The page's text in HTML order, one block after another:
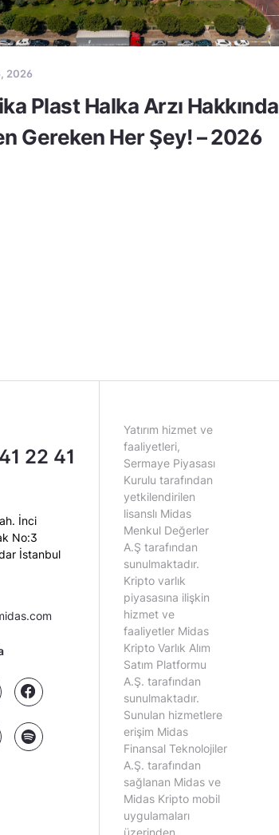
2026
Plast Halka Arzı Hakkında
Gereken Her Şey! – 2026
22 41
İnci
No:3
İstanbul
Yatırım hizmet ve
faaliyetleri,
Sermaye Piyasası
Kurulu tarafından
yetkilendirilen
lisanslı Midas
Menkul Değerler
A.Ş tarafından
sunulmaktadır.
Kripto varlık
piyasasına ilişkin
hizmet ve
faaliyetler Midas
Kripto Varlık Alım
Satım Platformu
A.Ş. tarafından
sunulmaktadır.
Sunulan hizmetlere
erişim Midas
Finansal Teknolojiler
A.Ş. tarafından
sağlanan Midas ve
Midas Kripto mobil
uygulamaları
üzerinden